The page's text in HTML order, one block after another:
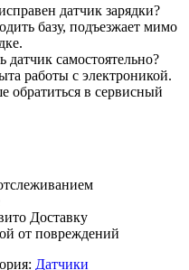
датчик зарядки?
базу, подъезжает мимо
самостоятельно?
работы с электроникой.
обратиться в сервисный
Доставку
от повреждений
Датчики